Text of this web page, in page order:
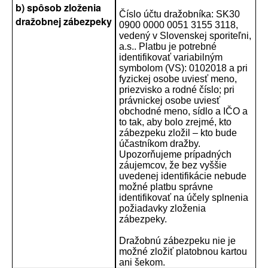
b) spôsob zloženia
dražobnej zábezpeky
Číslo účtu dražobníka: SK30
0900 0000 0051 3155 3118,
vedený v Slovenskej sporiteľni,
a.s.. Platbu je potrebné
identifikovať variabilným
symbolom (VS): 0102018 a pri
fyzickej osobe uviesť meno,
priezvisko a rodné číslo; pri
právnickej osobe uviesť
obchodné meno, sídlo a IČO a
to tak, aby bolo zrejmé, kto
zábezpeku zložil – kto bude
účastníkom dražby.
Upozorňujeme prípadných
záujemcov, že bez vyššie
uvedenej identifikácie nebude
možné platbu správne
identifikovať na účely splnenia
požiadavky zloženia
zábezpeky.
Dražobnú zábezpeku nie je
možné zložiť platobnou kartou
ani šekom.